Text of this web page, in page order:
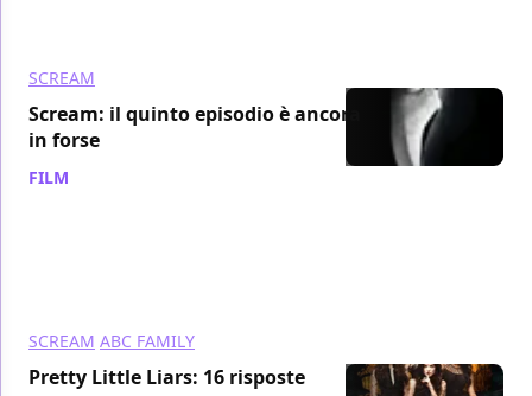
SCREAM
Scream: il quinto episodio è ancora
in forse
FILM
SCREAM ABC FAMILY
Pretty Little Liars: 16 risposte